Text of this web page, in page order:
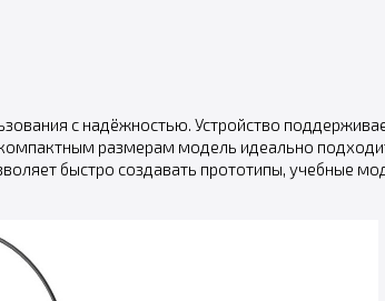
с надёжностью. Устройство
размерам модель идеально
быстро создавать прототипы, учебные